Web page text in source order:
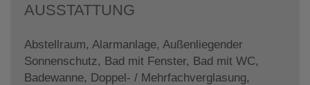
AUSSTATTUNG
Abstellraum Alarmanlage Außenliegender
Sonnenschutz
Bad mit Fenster Bad mit WC
Badewanne Doppel- / Mehrfachverglasung